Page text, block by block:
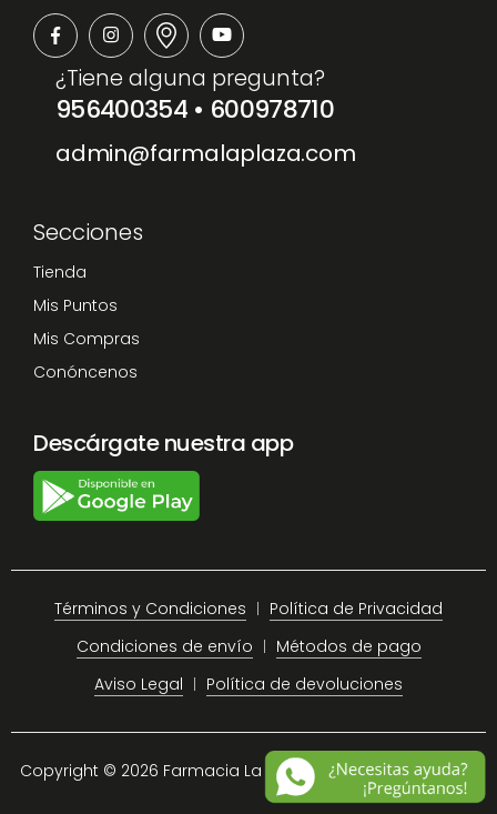
¿Tiene alguna pregunta?
956400354 • 600978710
admin@farmalaplaza.com
Secciones
Tienda
Mis Puntos
Mis Compras
Conóncenos
Descárgate nuestra app
Términos y Condiciones
Política de Privacidad
Condiciones de envío
Métodos de pago
Aviso Legal
Política de devoluciones
Copyright © 2026 Farmacia La Plaza Chiclana. Site Map